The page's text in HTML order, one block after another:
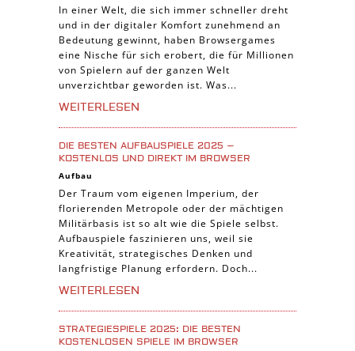
Trading Card Spiele
Manager Spiele
In einer Welt, die sich immer schneller dreht
und in der digitaler Komfort zunehmend an
Bedeutung gewinnt, haben Browsergames
eine Nische für sich erobert, die für Millionen
von Spielern auf der ganzen Welt
unverzichtbar geworden ist. Was...
WEITERLESEN
DIE BESTEN AUFBAUSPIELE 2025 –
KOSTENLOS UND DIREKT IM BROWSER
Aufbau
Der Traum vom eigenen Imperium, der
florierenden Metropole oder der mächtigen
Militärbasis ist so alt wie die Spiele selbst.
Aufbauspiele faszinieren uns, weil sie
Kreativität, strategisches Denken und
langfristige Planung erfordern. Doch...
WEITERLESEN
STRATEGIESPIELE 2025: DIE BESTEN
KOSTENLOSEN SPIELE IM BROWSER